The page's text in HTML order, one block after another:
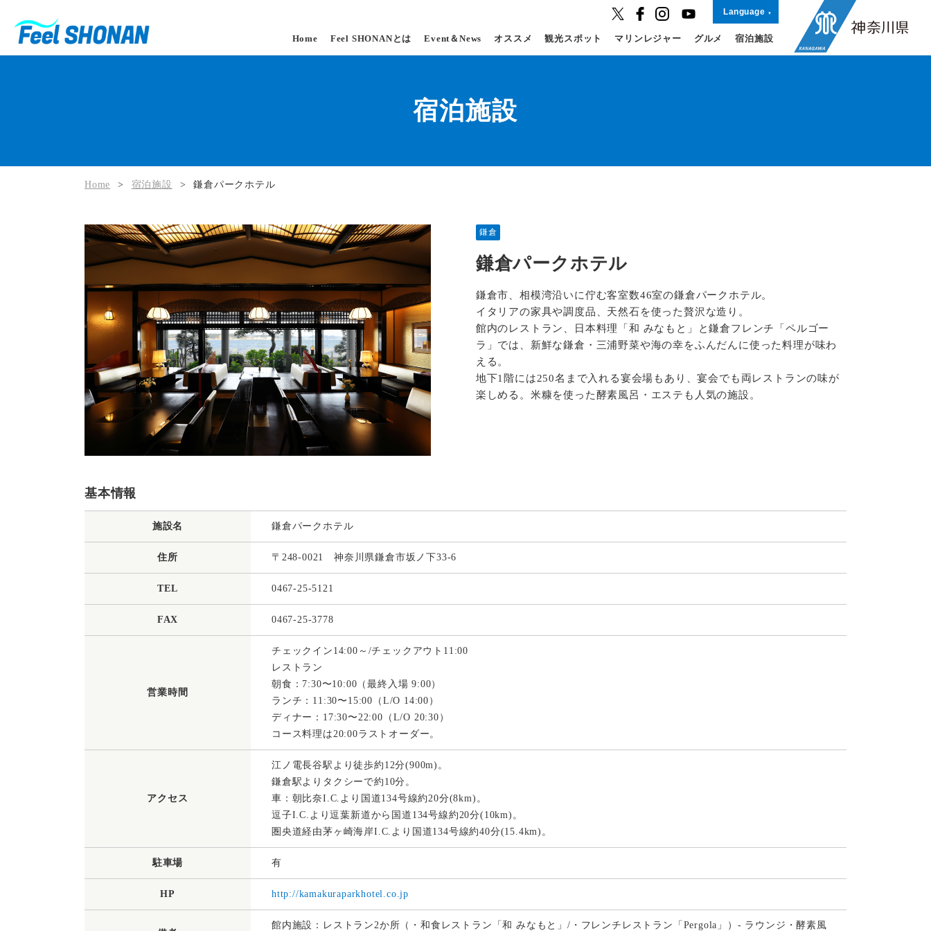
Language
Home Feel SHONANとは Event＆News オススメ 観光スポット マリンレジャー グルメ 宿泊施設
宿泊施設
Home > 宿泊施設 > 鎌倉パークホテル
鎌倉
鎌倉パークホテル
鎌倉市、相模湾沿いに佇む客室数46室の鎌倉パークホテル。
イタリアの家具や調度品、天然石を使った贅沢な造り。
館内のレストラン、日本料理「和 みなもと」と鎌倉フレンチ「ペルゴー
ラ」では、新鮮な鎌倉・三浦野菜や海の幸をふんだんに使った料理が味わ
える。
地下1階には250名まで入れる宴会場もあり、宴会でも両レストランの味が
楽しめる。米糠を使った酵素風呂・エステも人気の施設。
基本情報
施設名 鎌倉パークホテル
住所 〒248-0021 神奈川県鎌倉市坂ノ下33-6
TEL 0467-25-5121
FAX 0467-25-3778
営業時間
チェックイン14:00～/チェックアウト11:00
レストラン
朝食：7:30〜10:00（最終入場 9:00）
ランチ：11:30〜15:00（L/O 14:00）
ディナー：17:30〜22:00（L/O 20:30）
コース料理は20:00ラストオーダー。
アクセス
江ノ電長谷駅より徒歩約12分(900m)。
鎌倉駅よりタクシーで約10分。
車：朝比奈I.C.より国道134号線約20分(8km)。
逗子I.C.より逗葉新道から国道134号線約20分(10km)。
圏央道経由茅ヶ崎海岸I.C.より国道134号線約40分(15.4km)。
駐車場 有
HP http://kamakuraparkhotel.co.jp
館内施設：レストラン2か所（・和食レストラン「和 みなもと」/・フレンチレストラン「Pergola」）- ラウンジ・酵素風